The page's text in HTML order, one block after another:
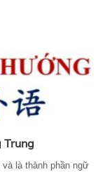
Trung
là thành phần ngữ